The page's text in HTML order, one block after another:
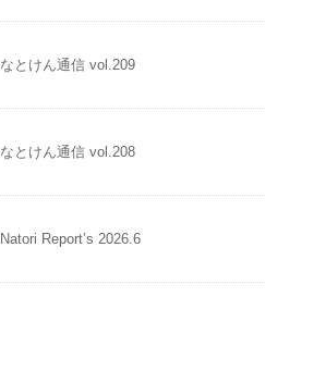
なとけん通信 vol.209
なとけん通信 vol.208
Natori Report’s 2026.6